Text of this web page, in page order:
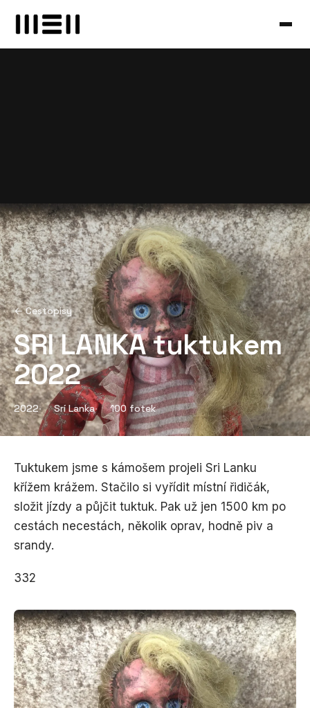
← Cestopisy
SRI LANKA tuktukem
2022
2022 Srí Lanka 100 fotek
Tuktukem jsme s kámošem projeli Sri Lanku
křížem krážem. Stačilo si vyřídit místní řidičák,
složit jízdy a půjčit tuktuk. Pak už jen 1500 km po
cestách necestách, několik oprav, hodně piv a
srandy.
332